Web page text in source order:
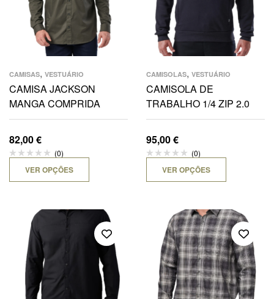
CAMISAS, VESTUÁRIO
CAMISA JACKSON
MANGA COMPRIDA
82,00€
(0)
VER OPÇÕES
CAMISOLAS, VESTUÁRIO
CAMISOLA DE
TRABALHO 1/4 ZIP 2.0
95,00€
(0)
VER OPÇÕES